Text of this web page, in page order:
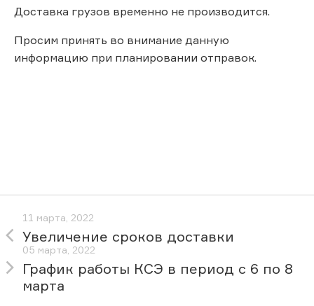
Доставка грузов временно не производится.
Просим принять во внимание данную
информацию при планировании отправок.
11 марта, 2022
Увеличение сроков доставки
05 марта, 2022
График работы КСЭ в период с 6 по 8
марта